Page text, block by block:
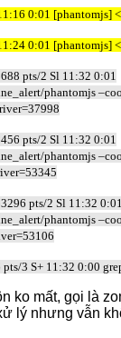
0:01 [phantomjs]
0:01 [phantomjs]
pts/2 Sl 11:32 0:01
phantomjs
pts/2 Sl 11:32 0:01
phantomjs
pts/2 Sl 11:32 0:01
phantomjs
3 S+ 11:32 0:00
ko mất, gọi là
lý nhưng vẫn